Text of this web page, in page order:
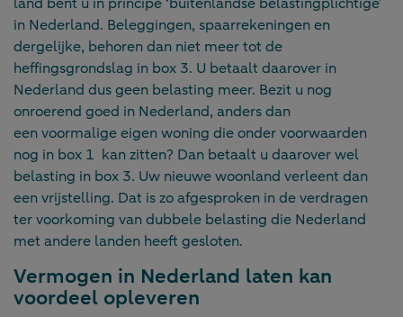
in Nederland. Beleggingen, spaarrekeningen en
dergelijke, behoren dan niet meer tot de
heffingsgrondslag in box 3. U betaalt daarover in
Nederland dus geen belasting meer. Bezit u nog
onroerend goed in Nederland, anders dan
een voormalige eigen woning die onder voorwaarden
nog in box 1 kan zitten? Dan betaalt u daarover wel
belasting in box 3. Uw nieuwe woonland verleent dan
een vrijstelling. Dat is zo afgesproken in de verdragen
ter voorkoming van dubbele belasting die Nederland
met andere landen heeft gesloten.
Vermogen in Nederland laten kan
voordeel opleveren